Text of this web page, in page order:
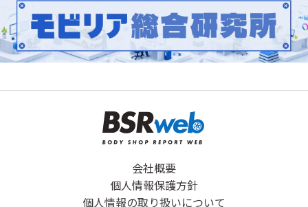
会社概要
個人情報保護方針
個人情報の取り扱いについて